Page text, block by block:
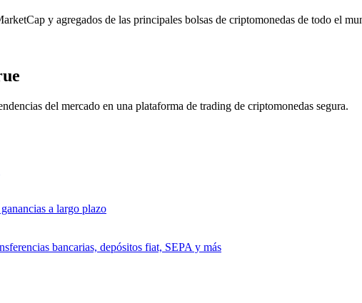
y agregados de las principales bolsas de criptomonedas de todo el
del mercado en una plataforma de trading de criptomonedas segura.
a largo plazo
bancarias, depósitos fiat, SEPA y más